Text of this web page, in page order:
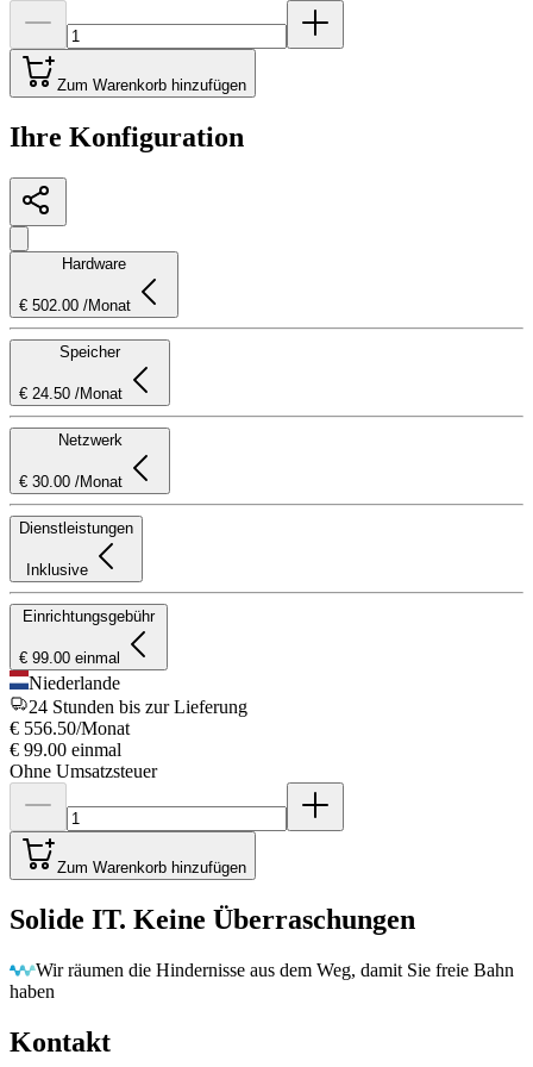
Zum Warenkorb hinzufügen
Ihre Konfiguration
Hardware
€ 502.00 /Monat
Speicher
€ 24.50 /Monat
Netzwerk
€ 30.00 /Monat
Dienstleistungen
Inklusive
Einrichtungsgebühr
€ 99.00 einmal
Niederlande
24 Stunden bis zur Lieferung
€ 556.50/Monat
€ 99.00 einmal
Ohne Umsatzsteuer
Zum Warenkorb hinzufügen
Solide IT. Keine Überraschungen
Wir räumen die Hindernisse aus dem Weg, damit Sie freie Bahn
haben
Kontakt